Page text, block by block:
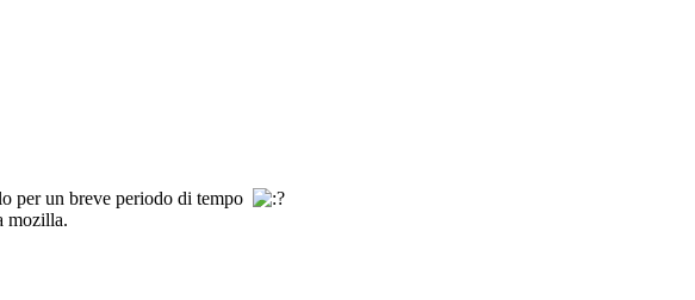
per un breve periodo di tempo
mozilla.